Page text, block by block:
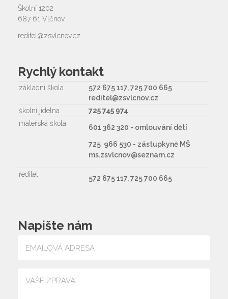
Školní 1202
687 61 Vlčnov
reditel@zsvlcnov.cz
Rychlý kontakt
základní škola
572 675 117, 725 700 665
reditel@zsvlcnov.cz
školní jídelna
725 745 974
mateřská škola
601 362 320 - omlouvání dětí
725 966 530 - zástupkyně MŠ
ms.zsvlcnov@seznam.cz
ředitel 572 675 117, 725 700 665
Napište nám